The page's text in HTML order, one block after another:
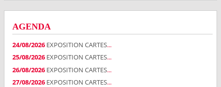
AGENDA
24/08/2026 EXPOSITION CARTES...
25/08/2026 EXPOSITION CARTES...
26/08/2026 EXPOSITION CARTES...
27/08/2026 EXPOSITION CARTES...